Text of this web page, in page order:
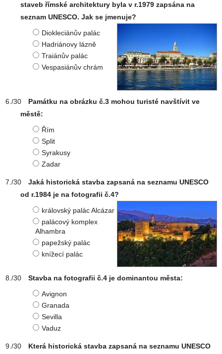
staveb římské architektury byla v r.1979 zapsána na
seznam UNESCO. Jak se jmenuje?
Diokleciánův palác
Hadriánovy lázně
Traiánův palác
Vespasiánův chrám
Památku na obrázku č.3 mohou turisté navštívit ve
městě:
Řím
Split
Syrakusy
Zadar
Jaká historická stavba zapsaná na seznamu UNESCO
od r.1984 je na fotografii č.4?
královský palác Alcázar
palácový komplex
Alhambra
papežský palác
knížecí palác
Stavba na fotografii č.4 je dominantou města:
Avignon
Granada
Sevilla
Vaduz
Která historická stavba zapsaná na seznamu UNESCO